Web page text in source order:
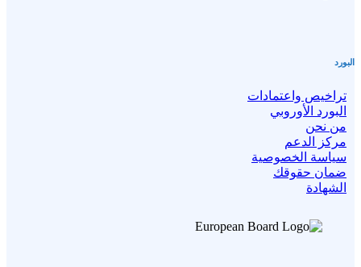
البورد
تراخيص واعتمادات
البورد الأوروبي
من نحن
مركز الدعم
سياسة الخصوصية
ضمان حقوقك
الشهادة